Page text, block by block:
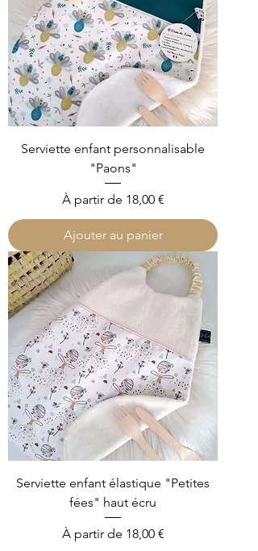
Serviette enfant personnalisable
"Paons"
À partir de 18,00 €
Prix promotionnel
Ajouter au panier
Serviette enfant élastique "Petites
fées" haut écru
À partir de 18,00 €
Prix promotionnel